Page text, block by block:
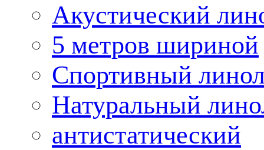
Акустический
5 метров шириной
Спортивный
Натуральный
антистатический